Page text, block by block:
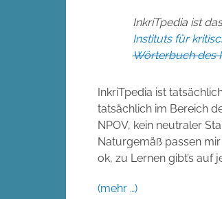
InkriTpedia ist
Instituts für
Wörterbuch des
InkriTpedia ist
tatsächlich im Bereich
NPOV, kein neutraler
Naturgemäß passen
ok, zu Lernen gibt’s auf
(mehr …)